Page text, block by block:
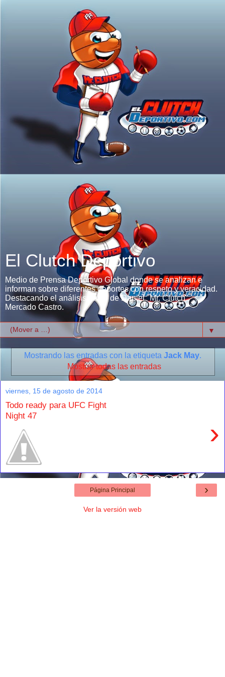
El Clutch Deportivo
Medio de Prensa Deportivo Global donde se analizan e
informan sobre diferentes deportes con respeto y veracidad.
Destacando el análisis único de Daniel "Mr. Clutch"
Mercado Castro.
▼
Mostrando las entradas con la etiqueta Jack May.
Mostrar todas las entradas
viernes, 15 de agosto de 2014
Todo ready para UFC Fight
Night 47
›
›
Página Principal
Ver la versión web